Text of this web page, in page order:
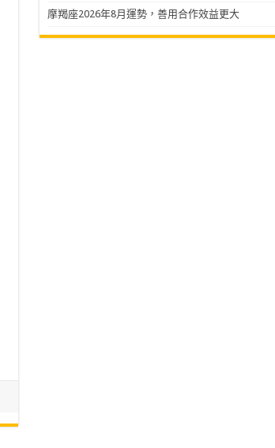
摩羯座2026年8月運勢，善用合作效益更大